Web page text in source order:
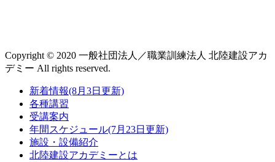
Copyright © 2020 一般社団法人／職業訓練法人 北陸建設アカ
デミー All rights reserved.
新着情報(8月3日更新)
各種講習
受講案内
年間スケジュール(7月23日更新)
施設・設備紹介
北陸建設アカデミーとは